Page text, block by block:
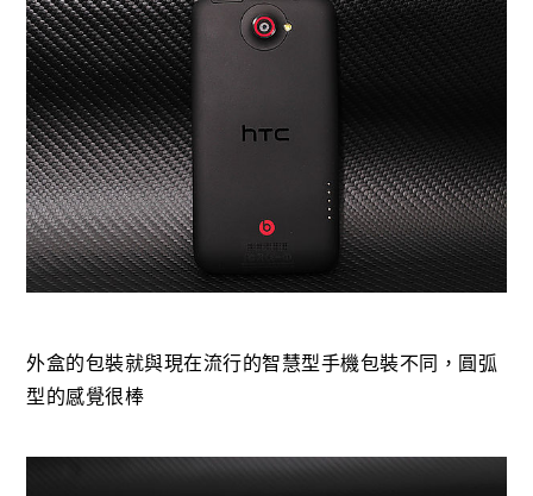
外盒的包裝就與現在流行的智慧型手機包裝不同，圓弧
型的感覺很棒